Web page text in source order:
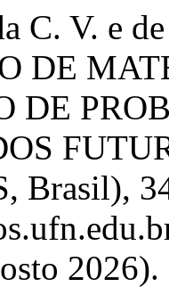
C. V. e
DE
DE
Brasil),
2026).